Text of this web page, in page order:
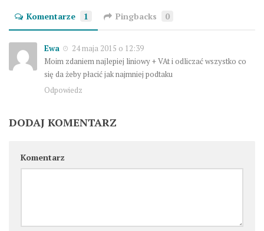
Komentarze 1 Pingbacks 0
Ewa
24 maja 2015 o 12:39
Moim zdaniem najlepiej liniowy + VAt i odliczać wszystko co
się da żeby płacić jak najmniej podtaku
Odpowiedz
DODAJ KOMENTARZ
Komentarz